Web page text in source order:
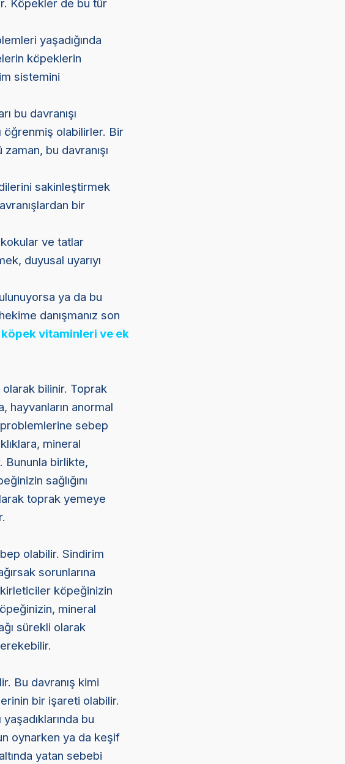
Köpekler de bu tür
yaşadığında
köpeklerin
sistemini
bu davranışı
öğrenmiş olabilirler. Bir
bu davranışı
sakinleştirmek
bir
ve tatlar
duyusal uyarıyı
ya da bu
danışmanız son
köpek vitaminleri ve ek
bilinir. Toprak
hayvanların anormal
sebep
mineral
Bununla birlikte,
sağlığını
toprak yemeye
olabilir. Sindirim
sorunlarına
köpeğinizin
mineral
sürekli olarak
Bu davranış kimi
bir işareti olabilir.
bu
oynarken ya da keşif
yatan sebebi